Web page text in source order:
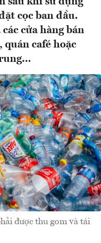
cọc ban đầu.
cửa hàng bán
quán café hoặc
được thu gom và tái